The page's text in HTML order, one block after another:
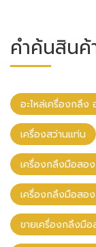
คำค้นสินค้
อะไหล่เครื่องกลึง
เครื่องสว่านแท่น
เครื่องกลึงมือสอ
เครื่องกลึงมือสอ
ขายเครื่องกลึงมือ